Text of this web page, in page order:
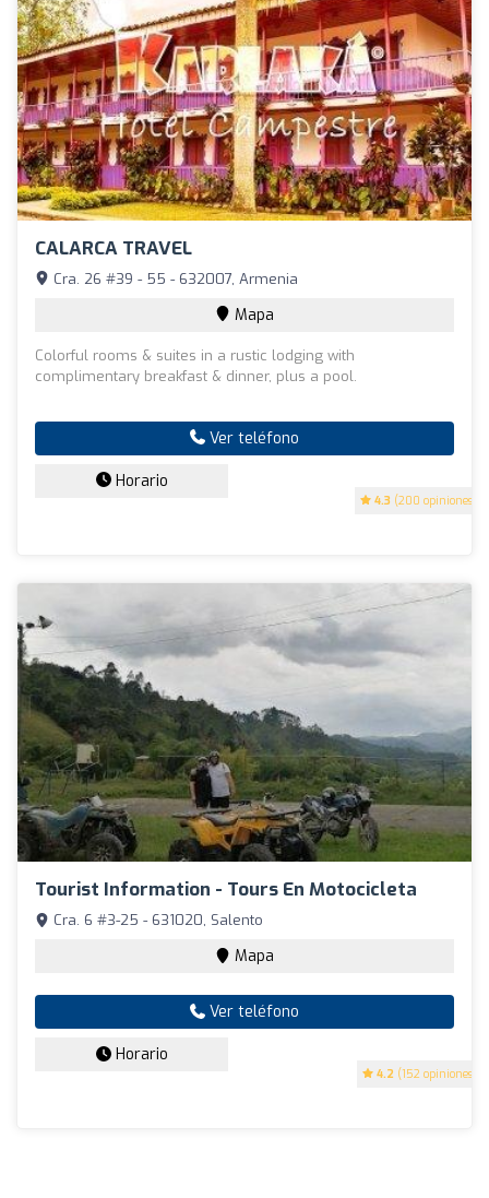
CALARCA TRAVEL
4.3 (200 opiniones)
Cra. 26 #39 - 55 - 632007, Armenia
Mapa
Colorful rooms & suites in a rustic lodging with
complimentary breakfast & dinner, plus a pool.
Ver teléfono
Horario
Tourist Information - Tours En Motocicleta
4.2 (152 opiniones)
Cra. 6 #3-25 - 631020, Salento
Mapa
Ver teléfono
Horario